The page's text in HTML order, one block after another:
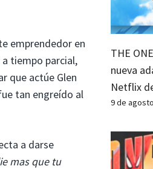
emprendedor en
tiempo parcial,
que actúe Glen
tan engreído al
a darse
mas que tu
THE
nueva
Netflix
9 de